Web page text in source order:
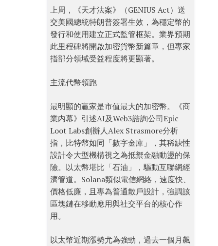
上周，《天才法案》（GENIUS Act）送
交美國總統特朗普簽署生效，為穩定幣的
發行和使用建立正式監管框架。業界預期
此里程碑將開啟加密貨幣新篇章，但專家
指部分領域受益程度將更顯著。
主流代幣領跑
最明顯的贏家是市值最大的加密幣。《商
業内幕》引述AI及Web3諮詢公司Epic
Loot Labs創辦人Alex Strasmore分析
指，比特幣如同「數字金庫」，其稀缺性
設計令大型機構視之為抵禦金融動盪的保
險。以太幣堪比「石油」，驅動互聯網經
濟管道。Solana類似電信網絡，速度快、
價格低廉，且專為普通散戶設計，強調該
區塊鏈在移動應用與社交平台的核心作
用。
以太幣近期漲勢尤為強勁，過去一個月飆